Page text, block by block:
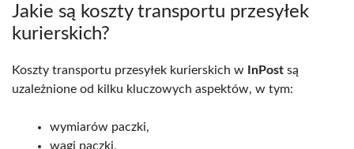
Jakie są koszty transportu przesyłek
kurierskich?
Koszty transportu przesyłek kurierskich w InPost są
uzależnione od kilku kluczowych aspektów, w tym:
wymiarów paczki,
wagi paczki,